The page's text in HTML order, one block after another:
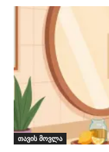
თავის მოვლა